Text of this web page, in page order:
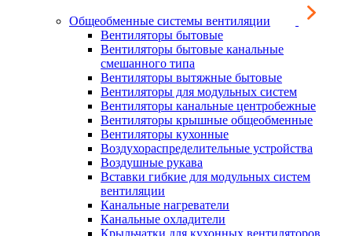
Общеобменные системы вентиляции
Вентиляторы бытовые
Вентиляторы бытовые канальные
смешанного типа
Вентиляторы вытяжные бытовые
Вентиляторы для модульных систем
Вентиляторы канальные центробежные
Вентиляторы крышные общеобменные
Вентиляторы кухонные
Воздухораспределительные устройства
Воздушные рукава
Вставки гибкие для модульных систем
вентиляции
Канальные нагреватели
Канальные охладители
Крыльчатки для кухонных вентиляторов